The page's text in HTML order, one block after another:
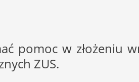
pomoc w złożeniu
ZUS.